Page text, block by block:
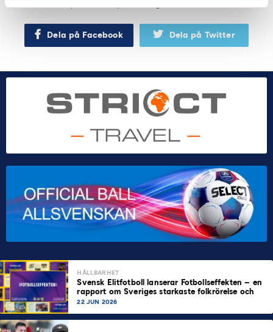
Dela på Facebook Dela på Twitter
HÅLLBARHET
Svensk Elitfotboll lanserar Fotbollseffekten – en
rapport om Sveriges starkaste folkrörelse och
samhällskraft
22 JUN 2026